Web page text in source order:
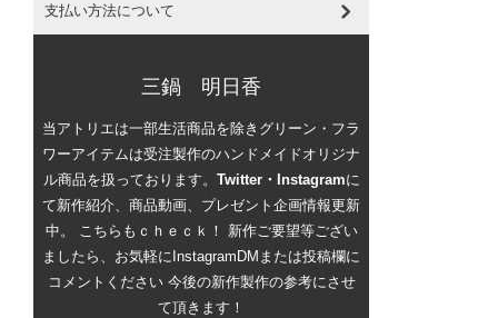
支払い方法について
三鍋 明日香
当アトリエは一部生活商品を除きグリーン・フラ
ワーアイテムは受注製作のハンドメイドオリジナ
ル商品を扱っております。 Twitter・Instagramに
て新作紹介、商品動画、プレゼント企画情報更新
中。 こちらもｃｈｅｃｋ！ 新作ご要望等ござい
ましたら、お気軽にInstagramDMまたは投稿欄に
コメントください 今後の新作製作の参考にさせ
て頂きます！